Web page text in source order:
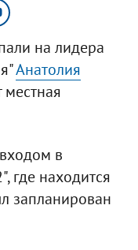
на лидера
Анатолия
местная
в
где находится
запланирован